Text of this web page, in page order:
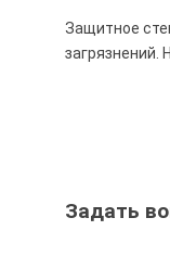
Защитное
загрязнений.
Задать